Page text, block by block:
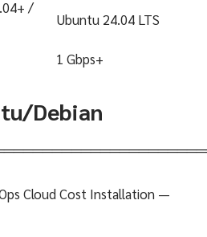
/
Ubuntu 24.04 LTS
1 Gbps+
Debian
Cloud Cost Installation —